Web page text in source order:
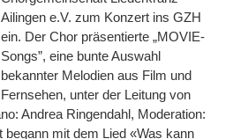
Ailingen e.V. zum Konzert ins GZH
ein. Der Chor präsentierte „MOVIE-
Songs”, eine bunte Auswahl
bekannter Melodien aus Film und
Fernsehen, unter der Leitung von
Andrea Ringendahl, Moderation:
begann mit dem Lied «Was kann